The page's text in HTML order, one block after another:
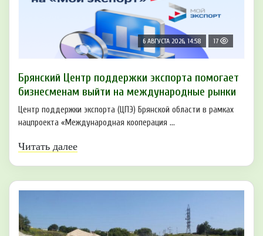
6 АВГУСТА 2026, 14:58 17
Брянский Центр поддержки экспорта помогает
бизнесменам выйти на международные рынки
Центр поддержки экспорта (ЦПЭ) Брянской области в рамках
нацпроекта «Международная кооперация ...
Читать далее